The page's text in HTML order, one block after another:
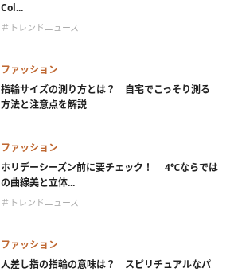
Col...
＃トレンドニュース
ファッション
指輪サイズの測り方とは？ 自宅でこっそり測る
方法と注意点を解説
ファッション
ホリデーシーズン前に要チェック！ 4℃ならでは
の曲線美と立体...
＃トレンドニュース
ファッション
人差し指の指輪の意味は？ スピリチュアルなパ